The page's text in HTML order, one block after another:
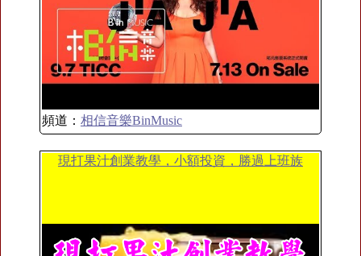
頻道： 相信音樂BinMusic
現打果汁創業教學，小額投資，勝過上班族